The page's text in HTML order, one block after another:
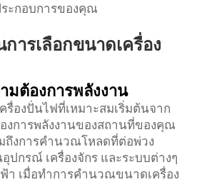
ะกอบการของคุณ
ารเลือกขนาดเครื่อง
มต้องการพลังงาน
องปั่นไฟที่เหมาะสมเริ่มต้นจาก
งการพลังงานของสถานที่ของคุณ
ถึงการคำนวณโหลดที่ต่อพ่วง
ปกรณ์ เครื่องจักร และระบบต่างๆ
า เมื่อทำการคำนวณขนาดเครื่อง